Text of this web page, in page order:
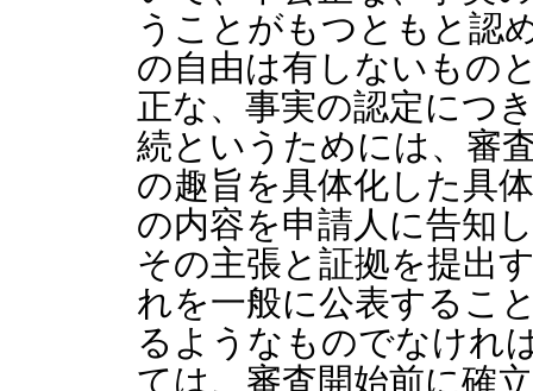
うことがもつともと認
の自由は有しないもの
正な、事実の認定につ
続というためには、審
の趣旨を具体化した具
の内容を申請人に告知
その主張と証拠を提出
れを一般に公表するこ
るようなものでなけれ
ては、審査開始前に確